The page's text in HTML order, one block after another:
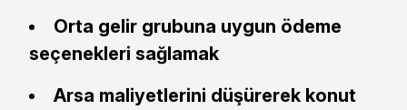
Orta gelir grubuna uygun ödeme
seçenekleri sağlamak
Arsa maliyetlerini düşürerek konut